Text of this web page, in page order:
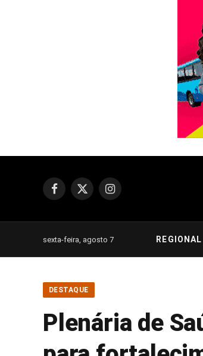
Facebook
X
Instagram
sexta-feira, agosto 7 REGIONAL
DESTAQUE
Plenária de